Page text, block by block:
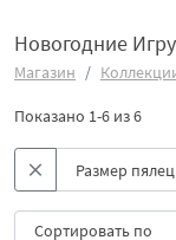
Новогодние
Магазин
Показано 1-6 из 6